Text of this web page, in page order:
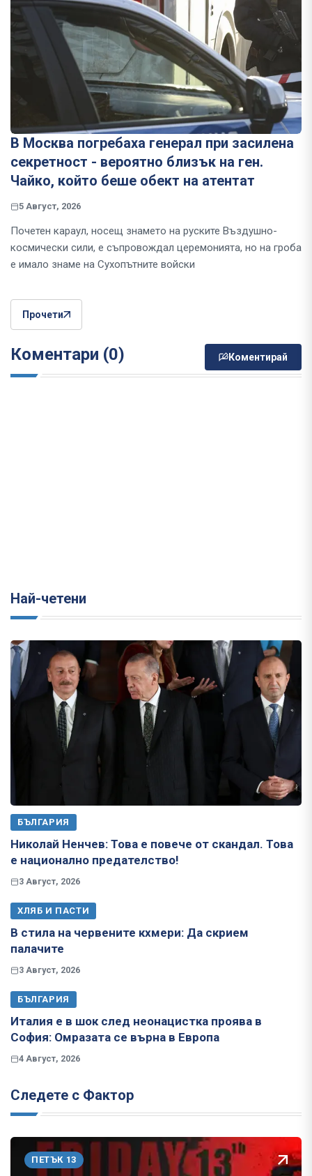
В Москва погребаха генерал при засилена
секретност - вероятно близък на ген.
Чайко, който беше обект на атентат
5 Август, 2026
Почетен караул, носещ знамето на руските Въздушно-
космически сили, е съпровождал церемонията, но на гроба
е имало знаме на Сухопътните войски
Прочети
Коментари (0) Коментирай
Най-четени
БЪЛГАРИЯ
Николай Ненчев: Това е повече от скандал. Това
е национално предателство!
3 Август, 2026
ХЛЯБ И ПАСТИ
В стила на червените кхмери: Да скрием
палачите
3 Август, 2026
БЪЛГАРИЯ
Италия е в шок след неонацистка проява в
София: Омразата се върна в Европа
4 Август, 2026
Следете с Фактор
ПЕТЪК 13